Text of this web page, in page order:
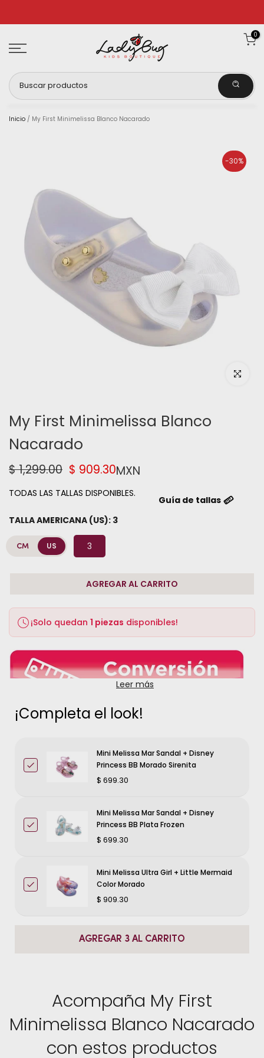
al
0
Inicio / My First Minimelissa Blanco Nacarado
-30%
Haz clic
My First Minimelissa Blanco
Nacarado
$ 1,299.00 $ 909.30MXN
TODAS LAS TALLAS DISPONIBLES.
Guía de tallas
TALLA AMERICANA (US): 3
CM US 3
AGREGAR AL CARRITO
¡Solo quedan 1 piezas disponibles!
100% PVC reciclado, durables, flexibles e hipoalergénico,
aroma a tutifruti, fabricados en Brasil
TALLA AMERICANA (US) - 3
Medida en centimetros: 10cm
Leer más
¡Completa el look!
Mini Melissa Mar Sandal + Disney
Princess BB Morado Sirenita
$ 699.30
Mini Melissa Mar Sandal + Disney
Princess BB Plata Frozen
$ 699.30
Mini Melissa Ultra Girl + Little Mermaid
Color Morado
$ 909.30
AGREGAR 3 AL CARRITO
Acompaña My First
Minimelissa Blanco Nacarado
con estos productos